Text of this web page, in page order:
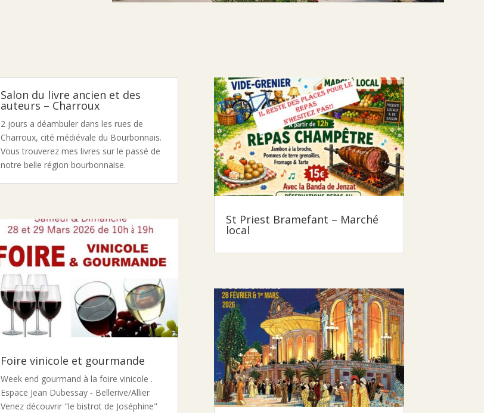
Salon du livre ancien et des
auteurs – Charroux
2 jours a déambuler dans les rues de
Charroux, cité médiévale du Bourbonnais.
Vous trouverez mes livres sur le passé de
notre belle région bourbonnaise.
Foire vinicole et gourmande
Week end gourmand à la foire vinicole .
Espace Jean Dubessay - Bellerive/Allier
Venez découvrir "le bistrot de Joséphine"
St Priest Bramefant – Marché
local